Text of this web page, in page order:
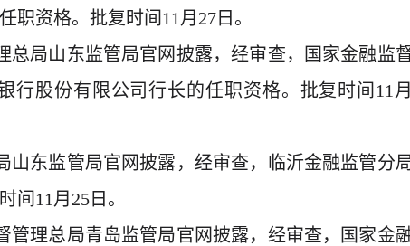
职资格。批复时间11月27日。
总局山东监管局官网披露，经审查，国家金融监
行股份有限公司行长的任职资格。批复时间11
山东监管局官网披露，经审查，临沂金融监管分
间11月25日。
管理总局青岛监管局官网披露，经审查，国家金